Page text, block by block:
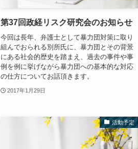
第37回政経リスク研究会のお知らせ
今回は長年、弁護士として暴力団対策に取り
組んでおられる別所氏に、暴力団とその背景
にある社会的歴史を踏まえ、過去の事件や事
例を例に挙げながら暴力団への基本的な対応
の仕方についてお話頂きます。
2017年1月29日
活動予定